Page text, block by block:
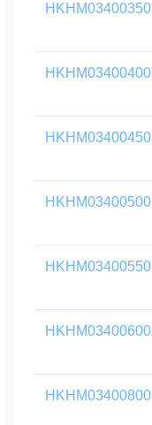
HKHM03400350
HKHM03400400
HKHM03400450
HKHM03400500
HKHM03400550
HKHM03400600
HKHM03400800